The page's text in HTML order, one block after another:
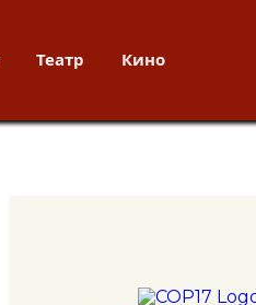
Театр Кино